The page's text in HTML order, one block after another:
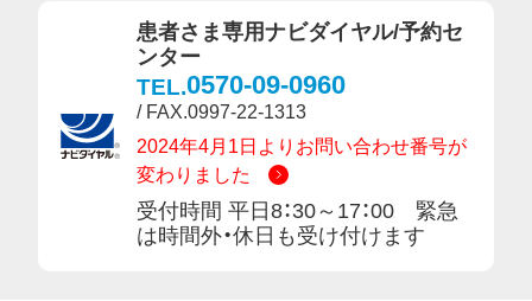
患者さま専用ナビダイヤル/予約セ
ンター
TEL.0570-09-0960
/ FAX.0997-22-1313
2024年4月1日よりお問い合わせ番号が
変わりました
受付時間 平日8：30～17：00 緊急
は時間外・休日も受け付けます